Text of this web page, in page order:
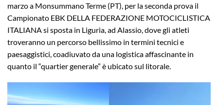
marzo a Monsummano Terme (PT), per la seconda prova il
Campionato EBK DELLA FEDERAZIONE MOTOCICLISTICA
ITALIANA si sposta in Liguria, ad Alassio, dove gli atleti
troveranno un percorso bellissimo in termini tecnici e
paesaggistici, coadiuvato da una logistica affascinante in
quanto il “quartier generale” è ubicato sul litorale.